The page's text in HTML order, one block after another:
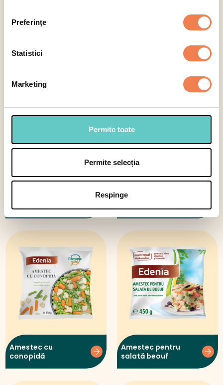
Preferinţe
Statistici
Marketing
Permite toate
Permite selecția
Respinge
Amestec în stil
Amestec cu porumb
Amestec cu
conopidă
Amestec pentru
salată beouf